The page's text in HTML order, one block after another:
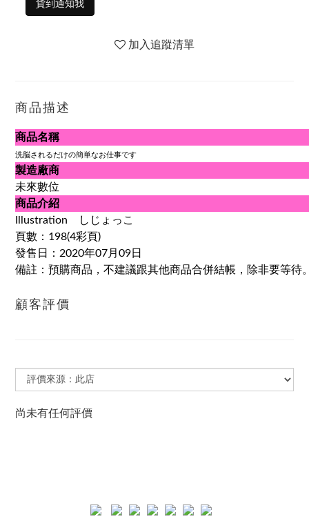
貨到通知我
加入追蹤清單
商品描述
商品名稱
洗脳されるだけの簡単なお仕事です
製造廠商
未來數位
商品介紹
Illustration
しじょっこ
頁數：198(4彩頁)
發售日：2020年07月09日
備註：預購商品，不建議跟其他商品合併結帳，除非要等待
顧客評價
尚未有任何評價